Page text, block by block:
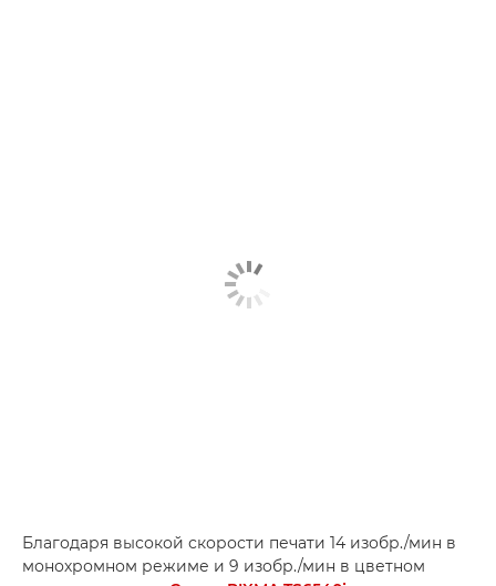
Благодаря высокой скорости печати 14 изобр./мин в
монохромном режиме и 9 изобр./мин в цветном